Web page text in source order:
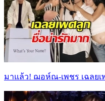
มาแล้ว! ฌอห์ณ-เพชร เฉลย